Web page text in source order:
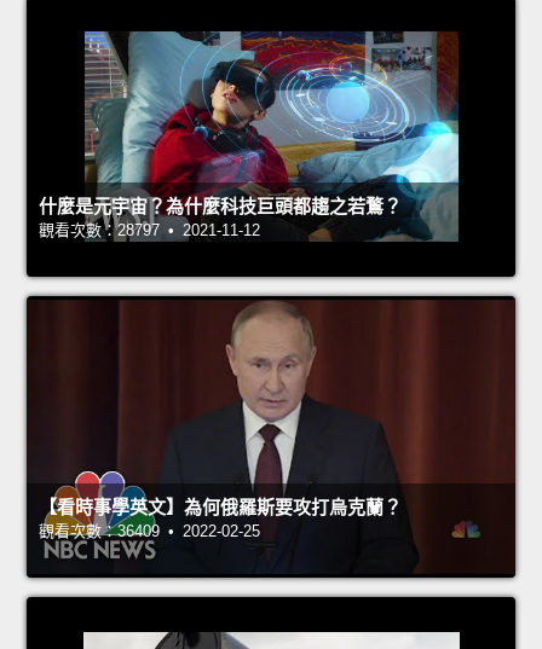
什麼是元宇宙？為什麼科技巨頭都趨之若鶩？
觀看次數：28797 • 2021-11-12
【看時事學英文】為何俄羅斯要攻打烏克蘭？
觀看次數：36409 • 2022-02-25